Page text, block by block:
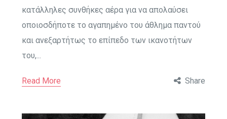
κατάλληλες συνθήκες αέρα για να απολαύσει
οποιοσδήποτε το αγαπημένο του άθλημα παντού
και ανεξαρτήτως το επίπεδο των ικανοτήτων
του,...
Read More Share